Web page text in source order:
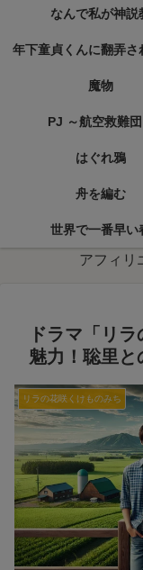
なんで私が神説
年下童貞くんに翻弄さ
魔物
PJ ～航空救難団
はぐれ鴉
舟を編む
世界で一番早い
アフィリ
ドラマ「リ
魅力！聡里と
リラの花咲くけものみち